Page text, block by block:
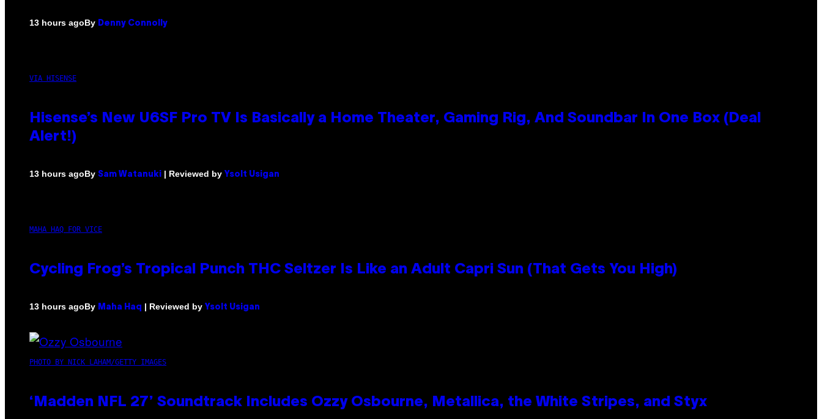
13 hours agoBy Denny Connolly
VIA HISENSE
Hisense’s New U6SF Pro TV Is Basically a Home Theater, Gaming Rig, And Soundbar In One Box (Deal
Alert!)
13 hours agoBy Sam Watanuki | Reviewed by Ysolt Usigan
MAHA HAQ FOR VICE
Cycling Frog’s Tropical Punch THC Seltzer Is Like an Adult Capri Sun (That Gets You High)
13 hours agoBy Maha Haq | Reviewed by Ysolt Usigan
PHOTO BY NICK LAHAM/GETTY IMAGES
‘Madden NFL 27’ Soundtrack Includes Ozzy Osbourne, Metallica, the White Stripes, and Styx